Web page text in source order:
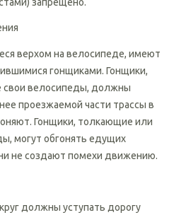
или незарегистрированными
запрещено.
верхом на велосипеде, имеют
гонщиками. Гонщики,
велосипеды, должны
проезжаемой части трассы в
Гонщики, толкающие или
могут обгонять едущих
не создают помехи движению.